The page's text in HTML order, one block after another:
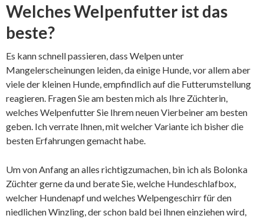
Welches Welpenfutter ist das
beste?
Es kann schnell passieren, dass Welpen unter
Mangelerscheinungen leiden, da einige Hunde , vor allem aber
viele der kleinen Hunde, empfindlich auf die Futterumstellung
reagieren. Fragen Sie am besten mich als Ihre Züchterin,
welches Welpenfutter Sie Ihrem neuen Vierbeiner am besten
geben. Ich verrate Ihnen, mit welcher Variante ich bisher die
besten Erfahrungen gemacht habe.
Um von Anfang an alles richtigzumachen, bin ich als Bolonka
Züchter gerne da und berate Sie, welche Hundeschlafbox,
welcher Hundenapf und welches Welpengeschirr für den
niedlichen Winzling, der schon bald bei Ihnen einziehen wird,